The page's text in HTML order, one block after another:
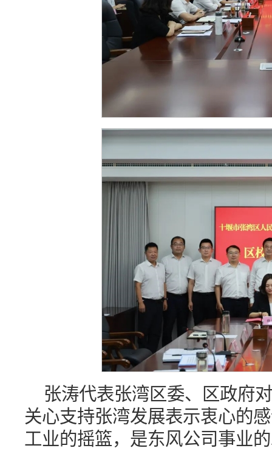
张涛代表张湾区委、区政府
关心支持张湾发展表示衷心的
工业的摇篮，是东风公司事业